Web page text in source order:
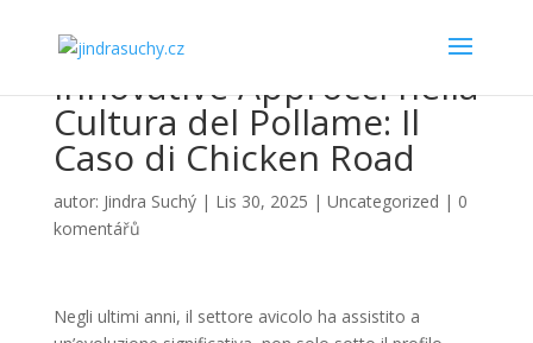
Innovative Approcci nella
Cultura del Pollame: Il
Caso di Chicken Road
autor: Jindra Suchý| Lis 30, 2025 | Uncategorized | 0
komentářů
Negli ultimi anni, il settore avicolo ha assistito a